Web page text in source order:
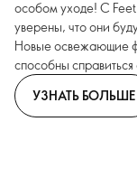
особом уходе! С
уверены, что они
Новые освежающие
способны
УЗНАТЬ БОЛЬШЕ